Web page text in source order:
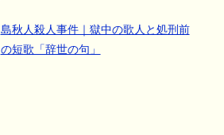
島秋人殺人事件｜獄中の歌人と処刑前
の短歌「辞世の句」